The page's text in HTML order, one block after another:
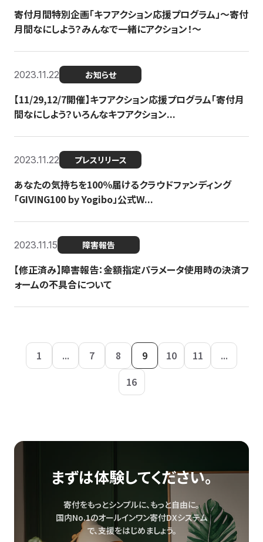
寄付月間特別企画「キフアクション応援プログラム」〜寄付
月間なにしよう？みんなで一緒にアクション！〜
2023.11.22 お知らせ
【11/29,12/7開催】キフアクション応援プログラム「寄付月
間なにしよう？いろんなキフアクション...
2023.11.22 プレスリリース
あなたの気持ちを100％届けるクラウドファンディング
「GIVING100 by Yogibo」公式W...
2023.11.15 障害報告
【修正済み】障害報告：金額指定パラメータ使用時の決済フ
ォームの不具合について
1 ... 7 8 9 10 11
...
16
まずは体験してください。
寄付をもっとシンプルに、もっと自由に。
国内No.1のオールインワン寄付DXシステム
で、支援をはじめましょう。